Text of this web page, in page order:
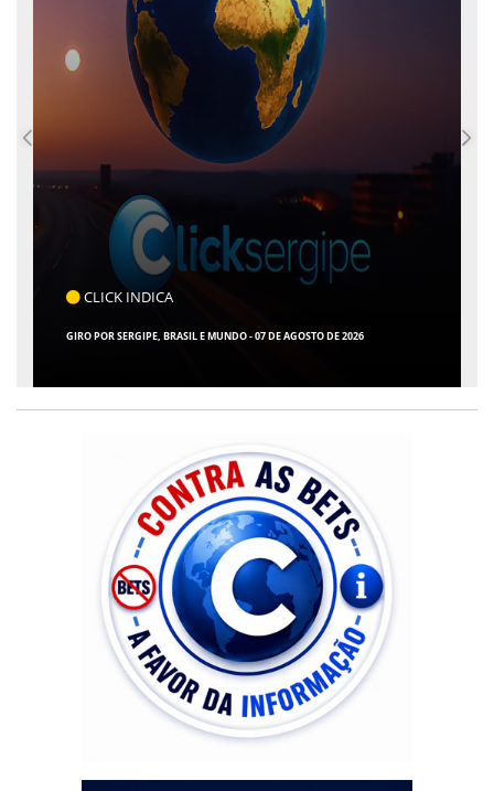
CLICK INDICA
GIRO POR SERGIPE, BRASIL E MUNDO - 07 DE AGOSTO DE 2026